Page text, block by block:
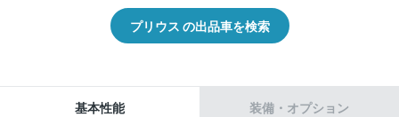
プリウス の出品車を検索
基本性能 装備・オプション